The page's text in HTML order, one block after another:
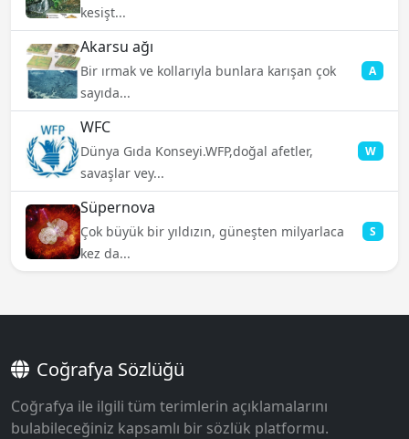
kesişt...
Akarsu ağı
Bir ırmak ve kollarıyla bunlara karışan çok
sayıda...
A
WFC
Dünya Gıda Konseyi.WFP,doğal afetler,
savaşlar vey...
W
Süpernova
Çok büyük bir yıldızın, güneşten milyarlaca
kez da...
S
Coğrafya Sözlüğü
Coğrafya ile ilgili tüm terimlerin açıklamalarını
bulabileceğiniz kapsamlı bir sözlük platformu.